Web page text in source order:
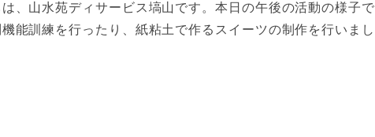
は、山水苑ディサービス塙山です。本日の午後の活動の様子で
能訓練を行ったり、紙粘土で作るスイーツの制作を行いまし